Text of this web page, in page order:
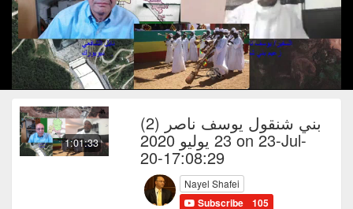
1:01:33
بني شنقول يوسف ناصر (2)
23 يوليو 2020 on 23-Jul-
20-17:08:29
Nayel Shafei
Subscribe 105